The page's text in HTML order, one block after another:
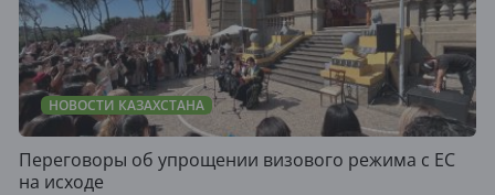
НОВОСТИ КАЗАХСТАНА
Переговоры об упрощении визового режима с ЕС
на исходе